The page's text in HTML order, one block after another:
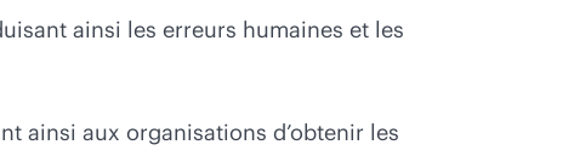
ainsi les erreurs humaines et les
ainsi aux organisations d’obtenir les